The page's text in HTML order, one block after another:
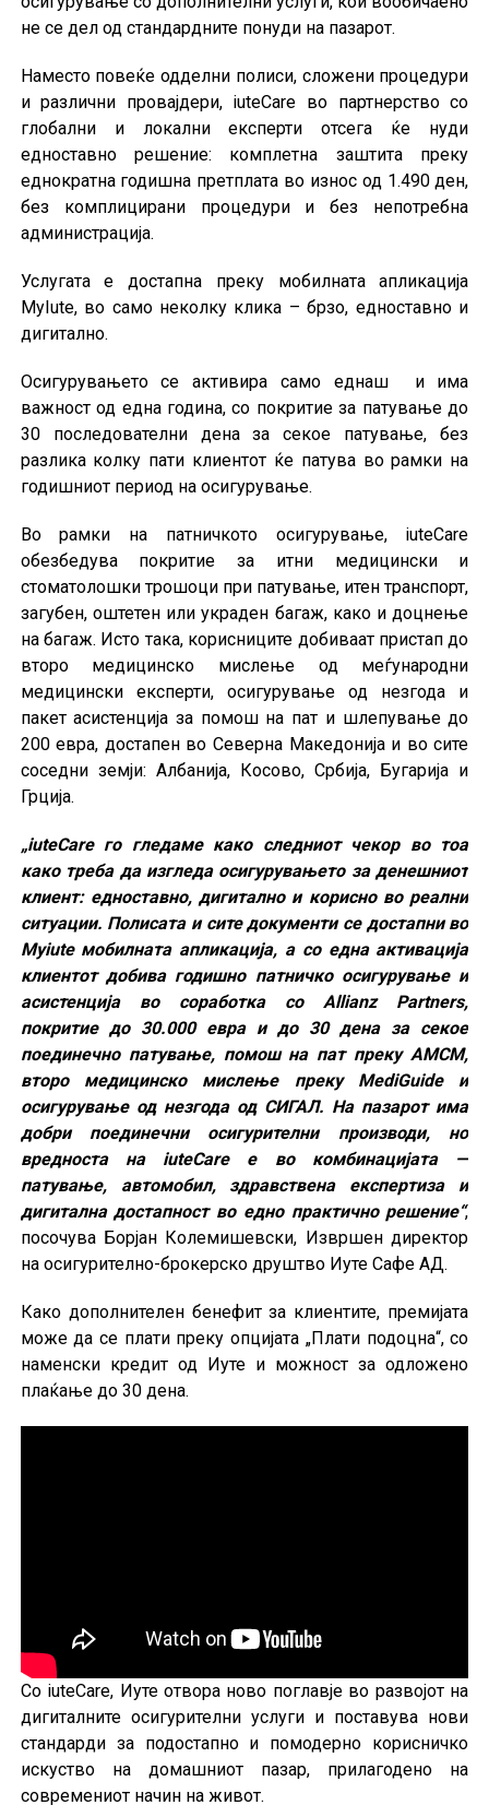
не се дел од стандардните понуди на пазарот.
Наместо повеќе одделни полиси, сложени процедури
и различни провајдери, iuteCare во партнерство со
глобални и локални експерти отсега ќе нуди
едноставно решение: комплетна заштита преку
еднократна годишна претплата во износ од 1.490 ден,
без комплицирани процедури и без непотребна
администрација.
Услугата е достапна преку мобилната апликација
MyIute, во само неколку клика – брзо, едноставно и
дигитално.
Осигурувањето се активира само еднаш и има
важност од една година, со покритие за патување до
30 последователни дена за секое патување, без
разлика колку пати клиентот ќе патува во рамки на
годишниот период на осигурување.
Во рамки на патничкото осигурување, iuteCare
обезбедува покритие за итни медицински и
стоматолошки трошоци при патување, итен транспорт,
загубен, оштетен или украден багаж, како и доцнење
на багаж. Исто така, корисниците добиваат пристап до
второ медицинско мислење од меѓународни
медицински експерти, осигурување од незгода и
пакет асистенција за помош на пат и шлепување до
200 евра, достапен во Северна Македонија и во сите
соседни земји: Албанија, Косово, Србија, Бугарија и
Грција.
„iuteCare го гледаме како следниот чекор во тоа
како треба да изгледа осигурувањето за денешниот
клиент: едноставно, дигитално и корисно во реални
ситуации. Полисата и сите документи се достапни во
Myiute мобилната апликација, а со една активација
клиентот добива годишно патничко осигурување и
асистенција во соработка со Allianz Partners,
покритие до 30.000 евра и до 30 дена за секое
поединечно патување, помош на пат преку АМСМ,
второ медицинско мислење преку MediGuide и
осигурување од незгода од СИГАЛ. На пазарот има
добри поединечни осигурителни производи, но
вредноста на iuteCare е во комбинацијата —
патување, автомобил, здравствена експертиза и
дигитална достапност во едно практично решение“,
посочува Борјан Колемишевски, Извршен директор
на осигурително-брокерско друштво Иуте Сафе АД.
Како дополнителен бенефит за клиентите, премијата
може да се плати преку опцијата „Плати подоцна“, со
наменски кредит од Иуте и можност за одложено
плаќање до 30 дена.
Со iuteCare, Иуте отвора ново поглавје во развојот на
дигиталните осигурителни услуги и поставува нови
стандарди за подостапно и помодерно корисничко
искуство на домашниот пазар, прилагодено на
современиот начин на живот.